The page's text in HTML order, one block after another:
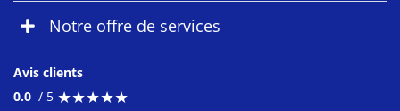
Notre offre de services
Avis clients
0.0 / 5 ★★★★★
★★★★★